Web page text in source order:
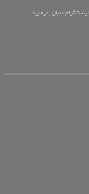
دنبال بفرمایید.